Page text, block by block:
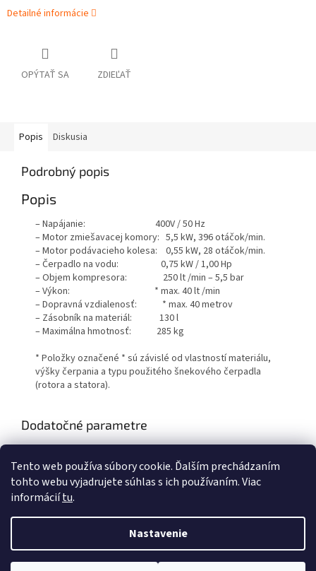
Tento web používa súbory cookie. Ďalším prechádzaním
tohto webu vyjadrujete súhlas s ich používaním. Viac
informáciítu.
Nastavenie
Detailné informácie
OPÝTAŤ SA ZDIEĽAŤ
Popis Diskusia
Podrobný popis
Popis
– Napájanie: 400V / 50 Hz
– Motor zmiešavacej komory: 5,5 kW, 396 otáčok/min.
– Motor podávacieho kolesa: 0,55 kW, 28 otáčok/min.
– Čerpadlo na vodu: 0,75 kW / 1,00 Hp
– Objem kompresora: 250 lt /min – 5,5 bar
– Výkon: * max. 40 lt /min
– Dopravná vzdialenosť: * max. 40 metrov
– Zásobník na materiál: 130 l
– Maximálna hmotnosť: 285 kg
* Položky označené * sú závislé od vlastností materiálu,
výšky čerpania a typu použitého šnekového čerpadla
(rotora a statora).
Dodatočné parametre
Hmotnosť
305 kg
Vytvoril Shoptet